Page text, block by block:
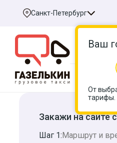
Ваш
От
тарифы.
Санкт-Петербург
Закажи на сайте
Шаг 1:Маршрут и